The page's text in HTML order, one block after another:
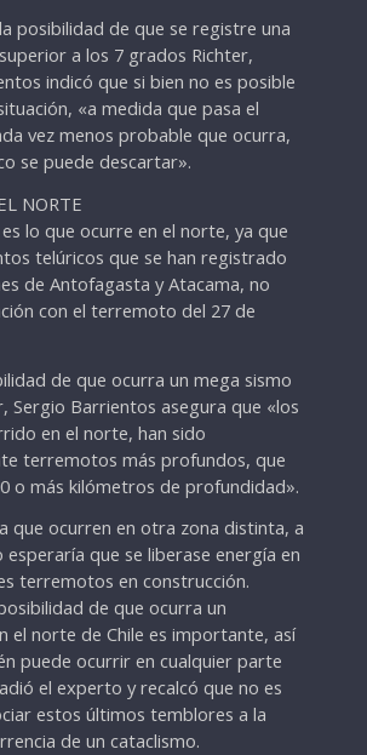
posibilidad de que se registre una
a los 7 grados Richter,
indicó que si bien no es posible
«a medida que pasa el
vez menos probable que ocurra,
se puede descartar».
NORTE
lo que ocurre en el norte, ya que
telúricos que se han registrado
de Antofagasta y Atacama, no
con el terremoto del 27 de
de que ocurra un mega sismo
Sergio Barrientos asegura que «los
en el norte, han sido
terremotos más profundos, que
o más kilómetros de profundidad».
que ocurren en otra zona distinta, a
esperaría que se liberase energía en
terremotos en construcción.
de que ocurra un
el norte de Chile es importante, así
puede ocurrir en cualquier parte
el experto y recalcó que no es
estos últimos temblores a la
de un cataclismo.